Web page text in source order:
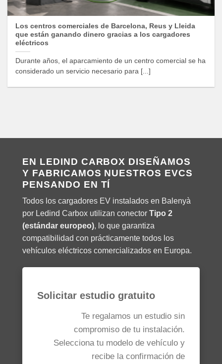
Los centros comerciales de Barcelona, Reus y Lleida
que están ganando dinero gracias a los cargadores
eléctricos
Durante años, el aparcamiento de un centro comercial se ha
considerado un servicio necesario para [...]
EN LEDIND CARBOX DISEÑAMOS
Y FABRICAMOS NUESTROS EVCS
PENSANDO EN TÍ
Todos los cargadores EV instalados en Balenyà
por Ledind Carbox utilizan conector Tipo 2
(estándar europeo), lo que garantiza
compatibilidad con prácticamente todos los
vehículos eléctricos comercializados en Europa.
Solicitar estudio gratuito
Te regalamos un estudio sin
compromiso de tu instalación.
Selecciona tu modelo de vehículo y
recibe la confirmación de